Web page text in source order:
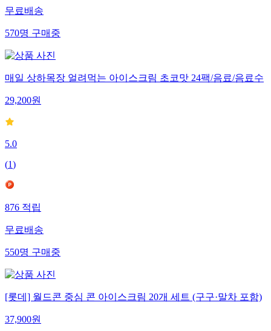
무료배송
570명구매중
매일 상하목장 얼려먹는 아이스크림 초코맛 24팩/음료/음료수
29,200원
5.0
(1)
876적립
무료배송
550명구매중
[롯데] 월드콘 중심 콘 아이스크림 20개 세트 (구구·말차 포함)
37,900원